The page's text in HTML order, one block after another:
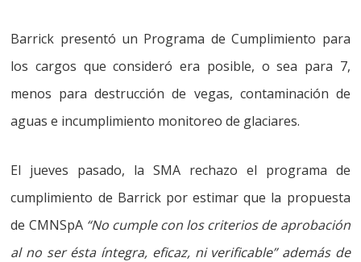
Barrick presentó un Programa de Cumplimiento para
los cargos que consideró era posible, o sea para 7,
menos para destrucción de vegas, contaminación de
aguas e incumplimiento monitoreo de glaciares.
El jueves pasado, la SMA rechazo el programa de
cumplimiento de Barrickpor estimar que la propuesta
de CMNSpA “No cumple con los criterios de aprobación
al no ser ésta íntegra, eficaz, ni verificable” además de